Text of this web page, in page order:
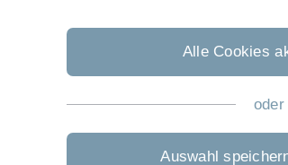
Alle Cookies
oder
Auswahl